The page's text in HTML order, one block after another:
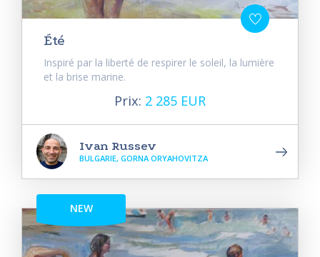
Été
Inspiré par la liberté de respirer le soleil, la lumière
et la brise marine.
Prix: 2 285 EUR
Ivan Russev
BULGARIE, GORNA ORYAHOVITZA
NEW